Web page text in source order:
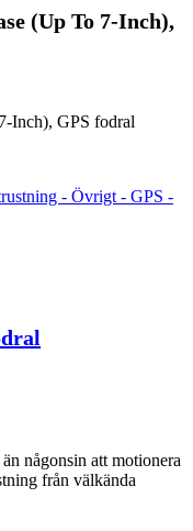
(Up To 7-Inch),
Inch), GPS fodral
- Övrigt - GPS -
någonsin att motionera
från välkända